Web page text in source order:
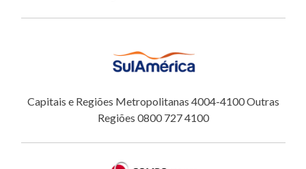
Capitais e Regiões Metropolitanas 4004-4100 Outras
Regiões 0800 727 4100